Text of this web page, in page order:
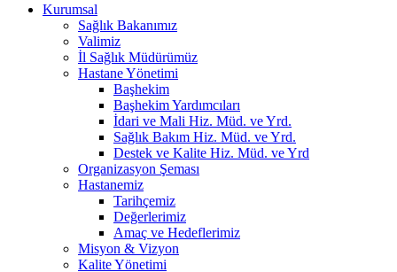
Kurumsal
Sağlık Bakanımız
Valimiz
İl Sağlık Müdürümüz
Hastane Yönetimi
Başhekim
Başhekim Yardımcıları
İdari ve Mali Hiz. Müd. ve Yrd.
Sağlık Bakım Hiz. Müd. ve Yrd.
Destek ve Kalite Hiz. Müd. ve Yrd
Organizasyon Şeması
Hastanemiz
Tarihçemiz
Değerlerimiz
Amaç ve Hedeflerimiz
Misyon & Vizyon
Kalite Yönetimi